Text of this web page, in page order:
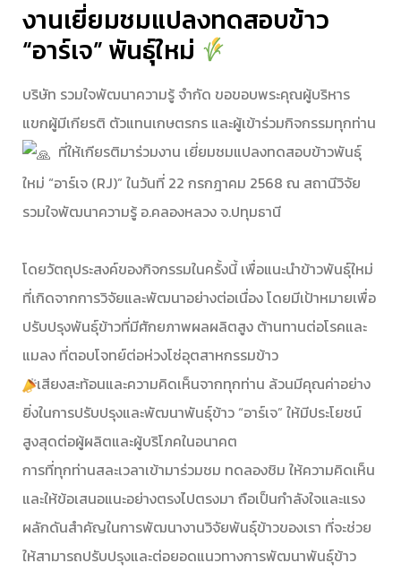
งานเยี่ยมชมแปลงทดสอบข้าว
“อาร์เจ” พันธุ์ใหม่
บริษัท รวมใจพัฒนาความรู้ จำกัด ขอขอบพระคุณผู้บริหาร
แขกผู้มีเกียรติ ตัวแทนเกษตรกร และผู้เข้าร่วมกิจกรรมทุกท่าน
ที่ให้เกียรติมาร่วมงาน เยี่ยมชมแปลงทดสอบข้าวพันธุ์
ใหม่ “อาร์เจ (RJ)” ในวันที่ 22 กรกฎาคม 2568 ณ สถานีวิจัย
รวมใจพัฒนาความรู้ อ.คลองหลวง จ.ปทุมธานี
โดยวัตถุประสงค์ของกิจกรรมในครั้งนี้ เพื่อแนะนำข้าวพันธุ์ใหม่
ที่เกิดจากการวิจัยและพัฒนาอย่างต่อเนื่อง โดยมีเป้าหมายเพื่อ
ปรับปรุงพันธุ์ข้าวที่มีศักยภาพผลผลิตสูง ต้านทานต่อโรคและ
แมลง ที่ตอบโจทย์ต่อห่วงโซ่อุตสาหกรรมข้าว
เสียงสะท้อนและความคิดเห็นจากทุกท่าน ล้วนมีคุณค่าอย่าง
ยิ่งในการปรับปรุงและพัฒนาพันธุ์ข้าว “อาร์เจ” ให้มีประโยชน์
สูงสุดต่อผู้ผลิตและผู้บริโภคในอนาคต
การที่ทุกท่านสละเวลาเข้ามาร่วมชม ทดลองชิม ให้ความคิดเห็น
และให้ข้อเสนอแนะอย่างตรงไปตรงมา ถือเป็นกำลังใจและแรง
ผลักดันสำคัญในการพัฒนางานวิจัยพันธุ์ข้าวของเรา ที่จะช่วย
ให้สามารถปรับปรุงและต่อยอดแนวทางการพัฒนาพันธุ์ข้าว